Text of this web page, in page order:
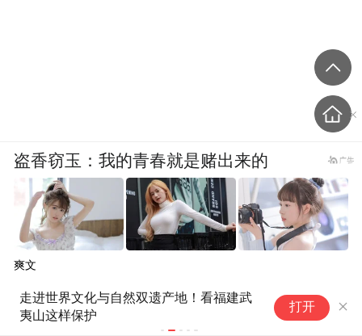
世界文化与自然双遗产地！看福建武
这样保护
来山西
5678个
打开
盗香窃玉：我的青春就是赌出来的
爽文